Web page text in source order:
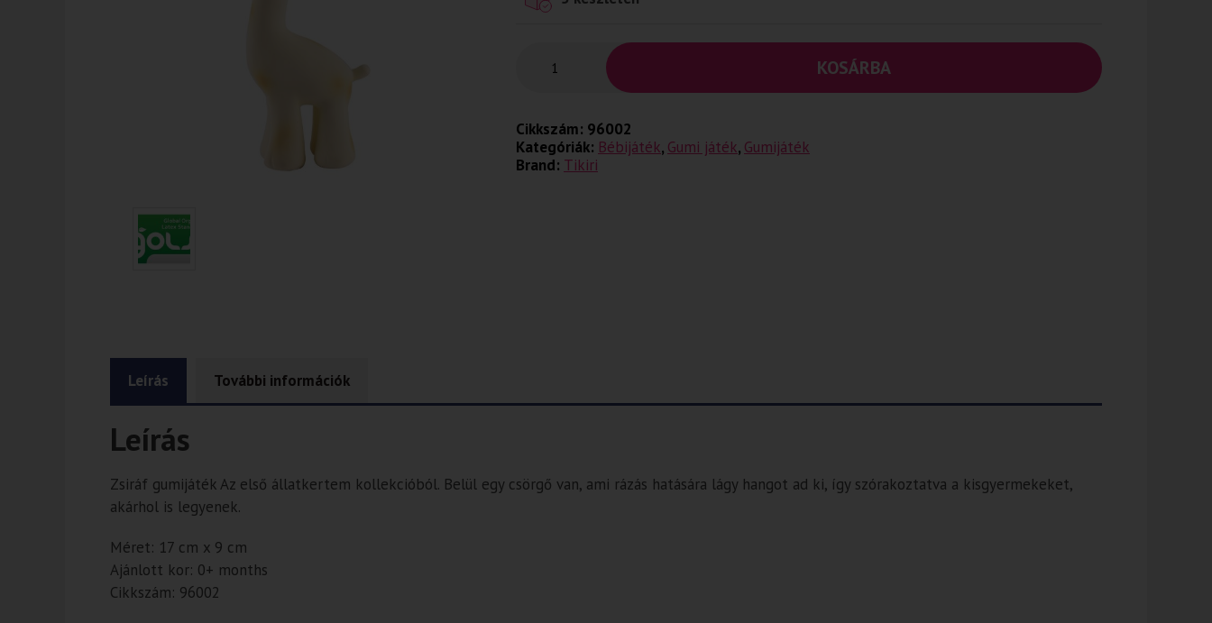
KOSÁRBA
Cikkszám: 96002
Kategóriák: Bébijáték, Gumi játék, Gumijáték
Brand: Tikiri
Leírás További információk
Leírás
Zsiráf gumijáték Az első állatkertem kollekcióból. Belül egy csörgő van, ami rázás hatására lágy hangot ad ki, így szórakoztatva a kisgyermekeket,
akárhol is legyenek.
Méret: 17 cm x 9 cm
Ajánlott kor: 0+ months
Cikkszám: 96002